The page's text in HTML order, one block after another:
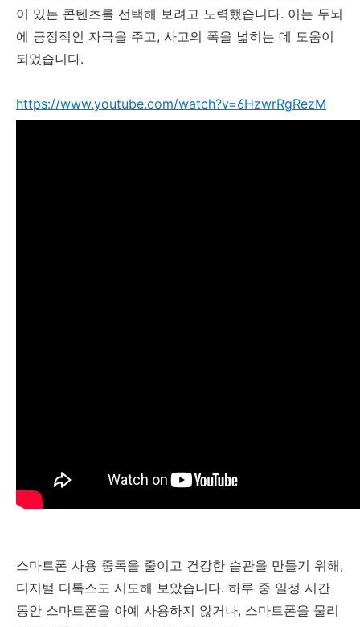
이 있는 콘텐츠를 선택해 보려고 노력했습니다. 이는 두뇌
에 긍정적인 자극을 주고, 사고의 폭을 넓히는 데 도움이
되었습니다.
https://www.youtube.com/watch?v=6HzwrRgRezM
스마트폰 사용 중독을 줄이고 건강한 습관을 만들기 위해,
디지털 디톡스도 시도해 보았습니다. 하루 중 일정 시간
동안 스마트폰을 아예 사용하지 않거나, 스마트폰을 물리